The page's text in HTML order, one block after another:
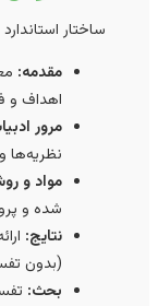
ساختار استاندارد
مقدمه:معرفی
اهداف و
مرور ادبیات:
نظریه‌ها و
مواد و روش‌ها:
شده و
نتایج:ارائه
(بدون تفسیر).
بحث: تفسیر و